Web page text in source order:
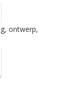
ontwerp,